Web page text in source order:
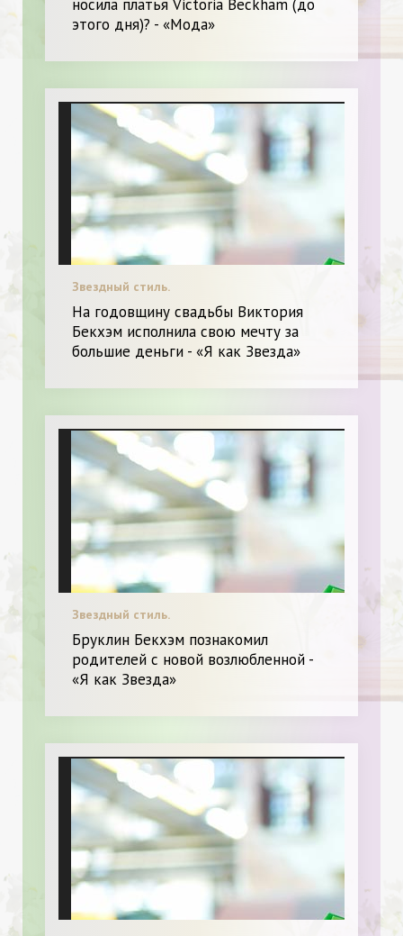
носила платья Victoria Beckham (до
этого дня)? - «Мода»
Звездный стиль.
На годовщину свадьбы Виктория
Бекхэм исполнила свою мечту за
большие деньги - «Я как Звезда»
Звездный стиль.
Бруклин Бекхэм познакомил
родителей с новой возлюбленной -
«Я как Звезда»